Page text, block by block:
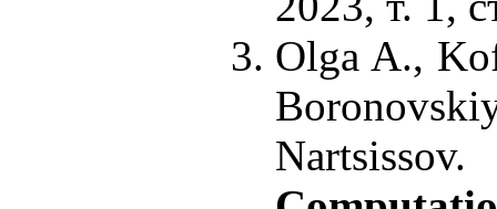
Olga A.,
Nartsissov.